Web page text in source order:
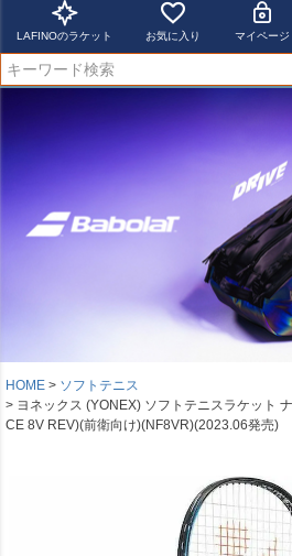
LAFINOのラケット お気に入り マイページ
HOME
ソフトテニス
ヨネックス (YONEX) ソフトテニスラケット
CE 8V REV)(前衛向け)(NF8VR)(2023.06発売)